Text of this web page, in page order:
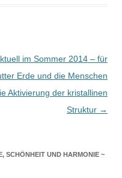
im Sommer 2014 – für
Erde und die Menschen
Aktivierung der kristallinen
Struktur →
SCHÖNHEIT UND HARMONIE ~